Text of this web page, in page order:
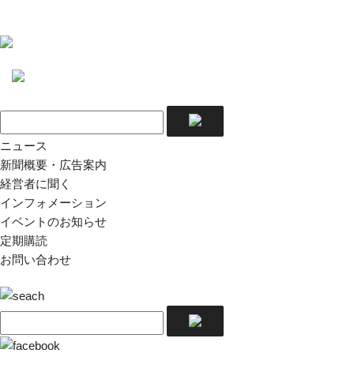
ニュース
新聞概要・広告案内
経営者に聞く
インフォメーション
イベントのお知らせ
定期購読
お問い合わせ